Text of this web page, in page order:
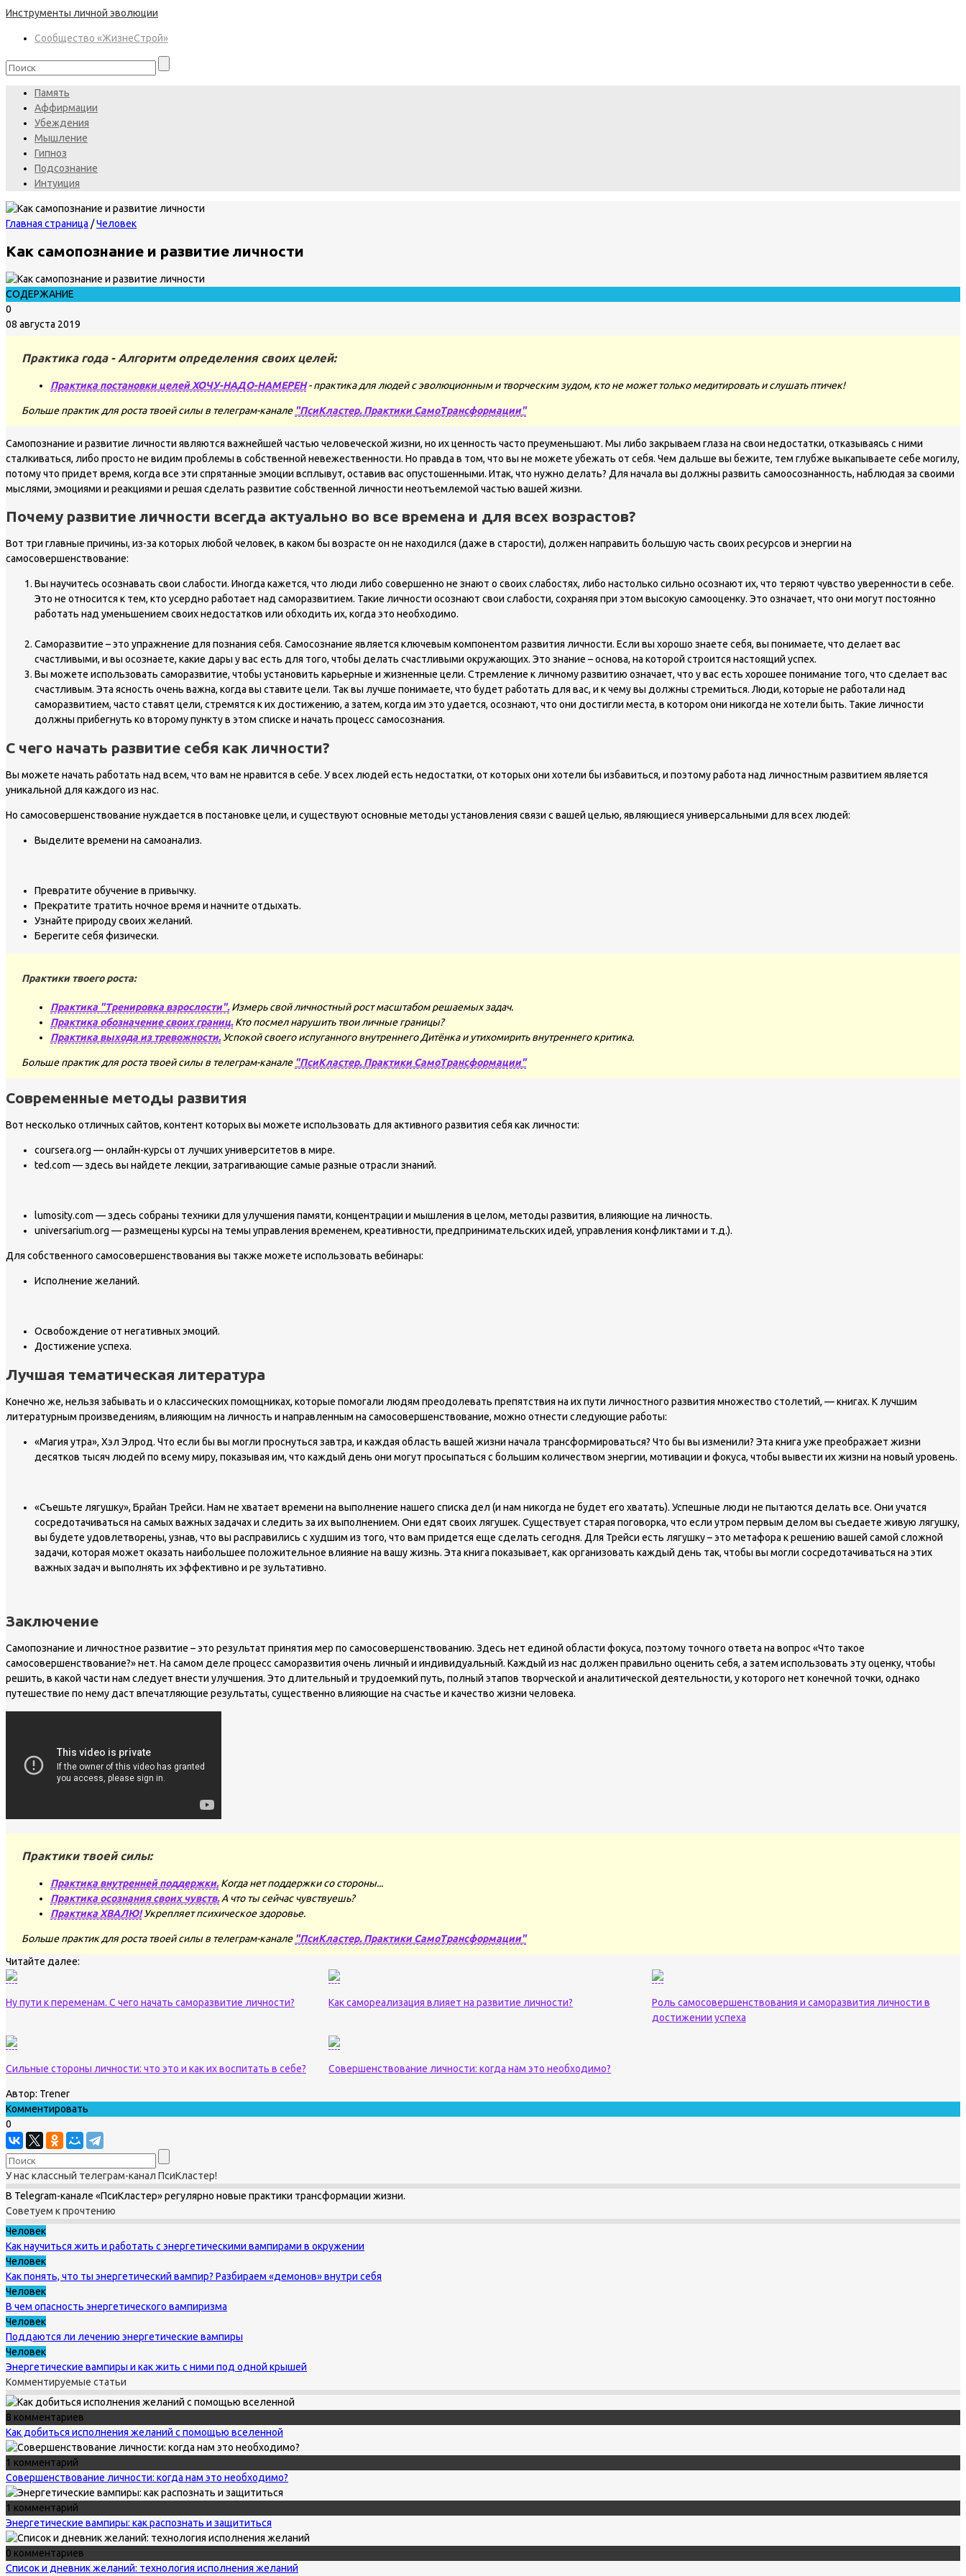
Инструменты личной эволюции
Сообщество «ЖизнеСтрой»
Память
Аффирмации
Убеждения
Мышление
Гипноз
Подсознание
Интуиция
Главная страница /Человек
Как самопознание и развитие личности
СОДЕРЖАНИЕ
0
08 августа 2019
Практика года - Алгоритм определения своих целей:
Практика постановки целей ХОЧУ-НАДО-НАМЕРЕН- практика для людей с эволюционным и творческим зудом, кто не может только медитировать и слушать птичек!
Больше практик для роста твоей силы в телеграм-канале "ПсиКластер. Практики СамоТрансформации"
Самопознание и развитие личности являются важнейшей частью человеческой жизни, но их ценность часто преуменьшают. Мы либо закрываем глаза на свои недостатки, отказываясь с ними
сталкиваться, либо просто не видим проблемы в собственной невежественности. Но правда в том, что вы не можете убежать от себя. Чем дальше вы бежите, тем глубже выкапываете себе могилу,
потому что придет время, когда все эти спрятанные эмоции всплывут, оставив вас опустошенными. Итак, что нужно делать? Для начала вы должны развить самоосознанность, наблюдая за своими
мыслями, эмоциями и реакциями и решая сделать развитие собственной личности неотъемлемой частью вашей жизни.
Почему развитие личности всегда актуально во все времена и для всех возрастов?
Вот три главные причины, из-за которых любой человек, в каком бы возрасте он не находился (даже в старости), должен направить большую часть своих ресурсов и энергии на
самосовершенствование:
Вы научитесь осознавать свои слабости. Иногда кажется, что люди либо совершенно не знают о своих слабостях, либо настолько сильно осознают их, что теряют чувство уверенности в себе.
Это не относится к тем, кто усердно работает над саморазвитием. Такие личности осознают свои слабости, сохраняя при этом высокую самооценку. Это означает, что они могут постоянно
работать над уменьшением своих недостатков или обходить их, когда это необходимо.
Саморазвитие – это упражнение для познания себя. Самосознание является ключевым компонентом развития личности. Если вы хорошо знаете себя, вы понимаете, что делает вас
счастливыми, и вы осознаете, какие дары у вас есть для того, чтобы делать счастливыми окружающих. Это знание – основа, на которой строится настоящий успех.
Вы можете использовать саморазвитие, чтобы установить карьерные и жизненные цели. Стремление к личному развитию означает, что у вас есть хорошее понимание того, что сделает вас
счастливым. Эта ясность очень важна, когда вы ставите цели. Так вы лучше понимаете, что будет работать для вас, и к чему вы должны стремиться. Люди, которые не работали над
саморазвитием, часто ставят цели, стремятся к их достижению, а затем, когда им это удается, осознают, что они достигли места, в котором они никогда не хотели быть. Такие личности
должны прибегнуть ко второму пункту в этом списке и начать процесс самосознания.
С чего начать развитие себя как личности?
Вы можете начать работать над всем, что вам не нравится в себе. У всех людей есть недостатки, от которых они хотели бы избавиться, и поэтому работа над личностным развитием является
уникальной для каждого из нас.
Но самосовершенствование нуждается в постановке цели, и существуют основные методы установления связи с вашей целью, являющиеся универсальными для всех людей:
Выделите времени на самоанализ.
Превратите обучение в привычку.
Прекратите тратить ночное время и начните отдыхать.
Узнайте природу своих желаний.
Берегите себя физически.
Практики твоего роста:
Практика "Тренировка взрослости".Измерь свой личностный рост масштабом решаемых задач.
Практика обозначение своих границ.Кто посмел нарушить твои личные границы?
Практика выхода из тревожности.Успокой своего испуганного внутреннего Дитёнка и утихомирить внутреннего критика.
Больше практик для роста твоей силы в телеграм-канале "ПсиКластер. Практики СамоТрансформации"
Современные методы развития
Вот несколько отличных сайтов, контент которых вы можете использовать для активного развития себя как личности:
coursera.org — онлайн-курсы от лучших университетов в мире.
ted.com — здесь вы найдете лекции, затрагивающие самые разные отрасли знаний.
lumosity.com — здесь собраны техники для улучшения памяти, концентрации и мышления в целом, методы развития, влияющие на личность.
universarium.org — размещены курсы на темы управления временем, креативности, предпринимательских идей, управления конфликтами и т.д.).
Для собственного самосовершенствования вы также можете использовать вебинары:
Исполнение желаний.
Освобождение от негативных эмоций.
Достижение успеха.
Лучшая тематическая литература
Конечно же, нельзя забывать и о классических помощниках, которые помогали людям преодолевать препятствия на их пути личностного развития множество столетий, — книгах. К лучшим
литературным произведениям, влияющим на личность и направленным на самосовершенствование, можно отнести следующие работы:
«Магия утра», Хэл Элрод. Что если бы вы могли проснуться завтра, и каждая область вашей жизни начала трансформироваться? Что бы вы изменили? Эта книга уже преображает жизни
десятков тысяч людей по всему миру, показывая им, что каждый день они могут просыпаться с большим количеством энергии, мотивации и фокуса, чтобы вывести их жизни на новый уровень.
«Съешьте лягушку», Брайан Трейси. Нам не хватает времени на выполнение нашего списка дел (и нам никогда не будет его хватать). Успешные люди не пытаются делать все. Они учатся
сосредотачиваться на самых важных задачах и следить за их выполнением. Они едят своих лягушек. Существует старая поговорка, что если утром первым делом вы съедаете живую лягушку,
вы будете удовлетворены, узнав, что вы расправились с худшим из того, что вам придется еще сделать сегодня. Для Трейси есть лягушку – это метафора к решению вашей самой сложной
задачи, которая может оказать наибольшее положительное влияние на вашу жизнь. Эта книга показывает, как организовать каждый день так, чтобы вы могли сосредотачиваться на этих
важных задач и выполнять их эффективно и ре зультативно.
Заключение
Самопознание и личностное развитие – это результат принятия мер по самосовершенствованию. Здесь нет единой области фокуса, поэтому точного ответа на вопрос «Что такое
самосовершенствование?» нет. На самом деле процесс саморазвития очень личный и индивидуальный. Каждый из нас должен правильно оценить себя, а затем использовать эту оценку, чтобы
решить, в какой части нам следует внести улучшения. Это длительный и трудоемкий путь, полный этапов творческой и аналитической деятельности, у которого нет конечной точки, однако
путешествие по нему даст впечатляющие результаты, существенно влияющие на счастье и качество жизни человека.
Практики твоей силы:
Практика внутренней поддержки.Когда нет поддержки со стороны...
Практика осознания своих чувств.А что ты сейчас чувствуешь?
Практика ХВАЛЮ! Укрепляет психическое здоровье.
Больше практик для роста твоей силы в телеграм-канале "ПсиКластер. Практики СамоТрансформации"
Читайте далее:
Ну пути к переменам. С чего начать саморазвитие личности? Как самореализация влияет на развитие личности?
Роль самосовершенствования и саморазвития личности в
достижении успеха
Сильные стороны личности: что это и как их воспитать в себе? Совершенствование личности: когда нам это необходимо?
Автор: Trener
Комментировать
0
У нас классный телеграм-канал ПсиКластер!
В Telegram-канале «ПсиКластер» регулярно новые практики трансформации жизни.
Советуем к прочтению
Человек
Как научиться жить и работать с энергетическими вампирами в окружении
Человек
Как понять, что ты энергетический вампир? Разбираем «демонов» внутри себя
Человек
В чем опасность энергетического вампиризма
Человек
Поддаются ли лечению энергетические вампиры
Человек
Энергетические вампиры и как жить с ними под одной крышей
Комментируемые статьи
8 комментариев
Как добиться исполнения желаний с помощью вселенной
1 комментарий
Совершенствование личности: когда нам это необходимо?
1 комментарий
Энергетические вампиры: как распознать и защититься
0 комментариев
Список и дневник желаний: технология исполнения желаний